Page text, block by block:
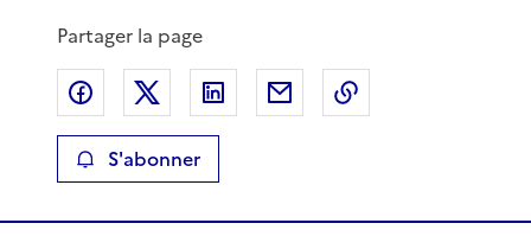
Partager la page
Partager sur Facebook
Partager sur XPartager sur LinkedIn
Partager par email
S'abonner